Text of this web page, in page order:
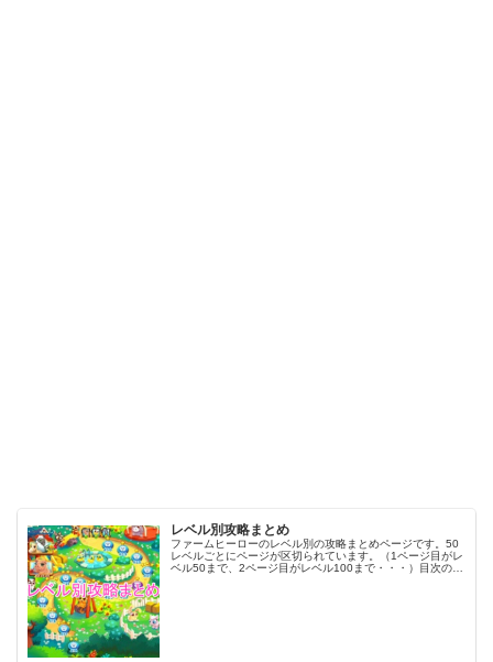
レベル別攻略まとめ
ファームヒーローのレベル別の攻略まとめページです。50
レベルごとにページが区切られています。（1ページ目がレ
ベル50まで、2ページ目がレベル100まで・・・）目次のリ